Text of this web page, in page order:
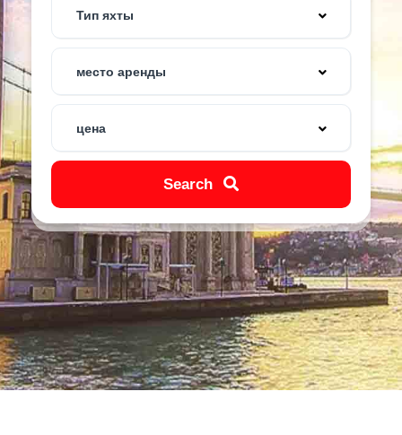
Тип яхты
место аренды
цена
Search